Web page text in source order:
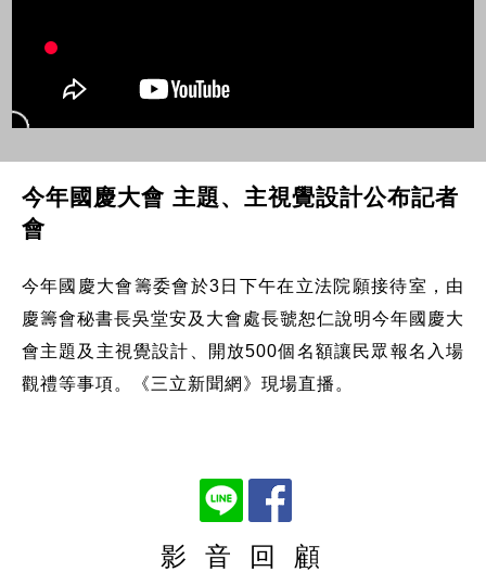
今年國慶大會 主題、主視覺設計公布記者
會
今年國慶大會籌委會於3日下午在立法院願接待室，由
慶籌會秘書長吳堂安及大會處長虢恕仁說明今年國慶大
會主題及主視覺設計、開放500個名額讓民眾報名入場
觀禮等事項。《三立新聞網》現場直播。
影 音 回 顧